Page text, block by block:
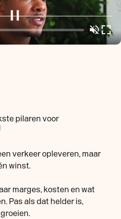
pilaren voor
verkeer opleveren, maar
winst.
marges, kosten en wat
Pas als dat helder is,